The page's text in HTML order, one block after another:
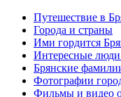
Путешествие в
Города и страны
Ими гордится
Интересные
Брянские
Фотографии
Фильмы и видео